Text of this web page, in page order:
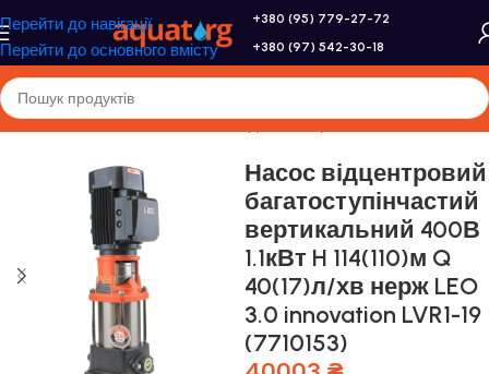
Перейти до навігації
Перейти до основного вмісту
+380 (95) 779-27-72
+380 (97) 542-30-18
Головна/Насоси та насосне обладнання/Промислові насоси
Насос відцентровий
багатоступінчастий
вертикальний 400В
1.1кВт H 114(110)м Q
40(17)л/хв нерж LEO
3.0 innovation LVR1-19
(7710153)